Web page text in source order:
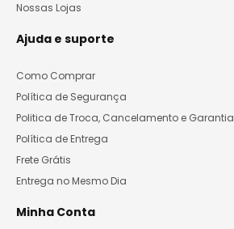
Nossas Lojas
Ajuda e suporte
Como Comprar
Política de Segurança
Politica de Troca, Cancelamento e Garantia
Política de Entrega
Frete Grátis
Entrega no Mesmo Dia
Minha Conta